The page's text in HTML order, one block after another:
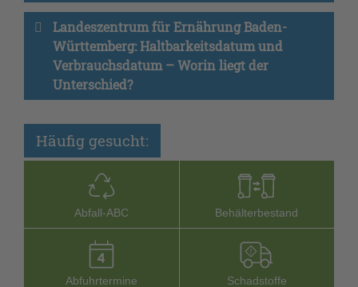
Landeszentrum für Ernährung Baden-
Württemberg: Haltbarkeitsdatum und
Verbrauchsdatum – Worin liegt der
Unterschied?
Häufig gesucht:
Abfall-­ABC Behälterbestand
Abfuhrtermine Schadstoffe